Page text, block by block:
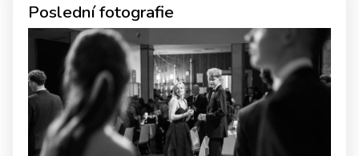
Poslední fotografie